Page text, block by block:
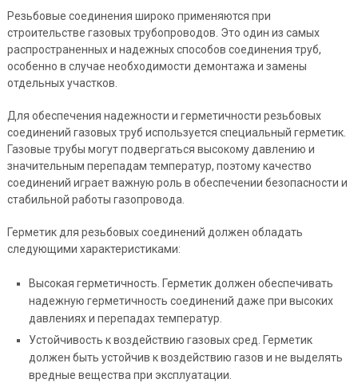
Резьбовые соединения широко применяются при
строительстве газовых трубопроводов. Это один из самых
распространенных и надежных способов соединения труб,
особенно в случае необходимости демонтажа и замены
отдельных участков.
Для обеспечения надежности и герметичности резьбовых
соединений газовых труб используется специальный герметик.
Газовые трубы могут подвергаться высокому давлению и
значительным перепадам температур, поэтому качество
соединений играет важную роль в обеспечении безопасности и
стабильной работы газопровода.
Герметик для резьбовых соединений должен обладать
следующими характеристиками:
Высокая герметичность. Герметик должен обеспечивать
надежную герметичность соединений даже при высоких
давлениях и перепадах температур.
Устойчивость к воздействию газовых сред. Герметик
должен быть устойчив к воздействию газов и не выделять
вредные вещества при эксплуатации.